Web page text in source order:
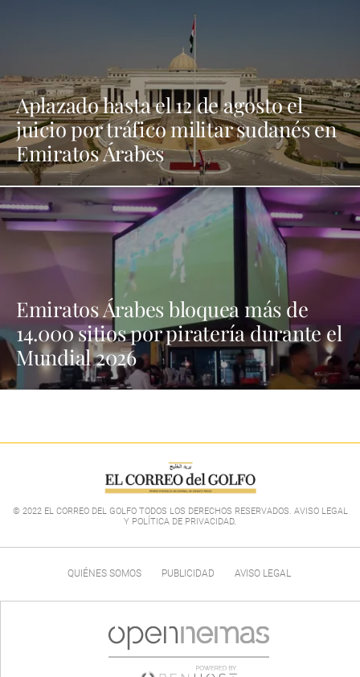
Aplazado hasta el 12 de agosto el
juicio por tráfico militar sudanés en
Emiratos Árabes
Emiratos Árabes bloquea más de
14.000 sitios por piratería durante el
Mundial 2026
© 2022 EL CORREO DEL GOLFO TODOS LOS DERECHOS RESERVADOS. AVISO LEGAL
Y POLÍTICA DE PRIVACIDAD.
QUIÉNES SOMOS PUBLICIDAD AVISO LEGAL